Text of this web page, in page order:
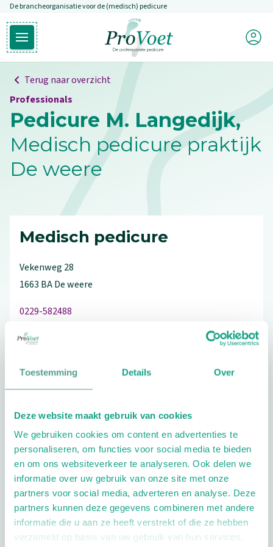
Toestemming Details Over
Deze website maakt gebruik van cookies
We gebruiken cookies om content en advertenties te
personaliseren, om functies voor social media te bieden
en om ons websiteverkeer te analyseren. Ook delen we
informatie over uw gebruik van onze site met onze
partners voor social media, adverteren en analyse. Deze
partners kunnen deze gegevens combineren met andere
informatie die u aan ze heeft verstrekt of die ze hebben
verzameld op basis van uw gebruik van hun services.
Overslaan en naar de inhoud gaan
De brancheorganisatie voor de (medisch) pedicure
Open hoofdmenu
Ga naar de homepagina
Mijn
Terug naar overzicht
Professionals
Pedicure M. Langedijk,
Medisch pedicure praktijk
De weere
Medisch pedicure
Vekenweg 28
1663 BADe weere
0229-582488
Schrijf ook een review
Extra opties